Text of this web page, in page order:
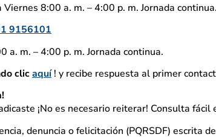
Viernes 8:00 a. m. – 4:00 p. m. Jornada continua.
9156101
a. m. – 4:00 p. m. Jornada continua.
clicaquí! y recibe respuesta al primer
¡No es necesario reiterar! Consulta
denuncia o felicitación (PQRSDF) escrita